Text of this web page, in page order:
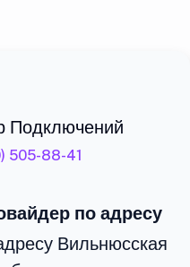
Подключений
505-88-41
по адресу
Вильнюсская